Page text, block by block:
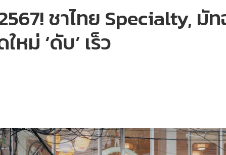
ชาไทย Specialty, มั
หม่ ‘ดับ’ เร็ว